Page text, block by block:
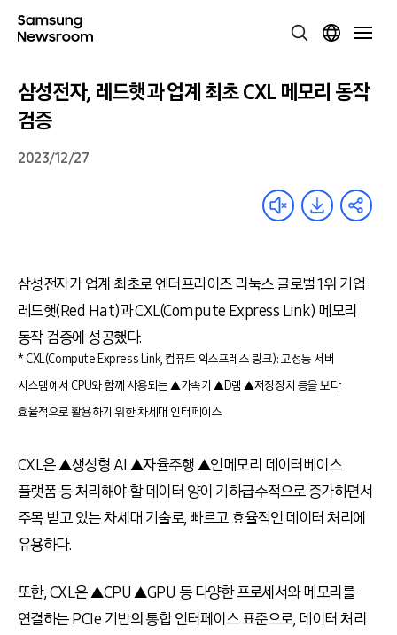
삼성전자, 레드햇과 업계 최초 CXL 메모리 동작
검증
2023/12/27
삼성전자가 업계 최초로 엔터프라이즈 리눅스 글로벌 1위 기업
레드햇(Red Hat)과 CXL(Compute Express Link) 메모리
동작 검증에 성공했다.
* CXL(Compute Express Link, 컴퓨트 익스프레스 링크): 고성능 서버
시스템에서 CPU와 함께 사용되는 ▲가속기 ▲D램 ▲저장장치 등을 보다
효율적으로 활용하기 위한 차세대 인터페이스
CXL은 ▲생성형 AI ▲자율주행 ▲인메모리 데이터베이스
플랫폼 등 처리해야 할 데이터 양이 기하급수적으로 증가하면서
주목 받고 있는 차세대 기술로, 빠르고 효율적인 데이터 처리에
유용하다.
또한, CXL은 ▲CPU ▲GPU 등 다양한 프로세서와 메모리를
연결하는 PCIe 기반의 통합 인터페이스 표준으로, 데이터 처리